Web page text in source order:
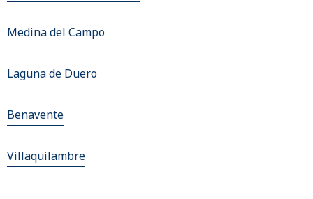
Medina del Campo
Laguna de Duero
Benavente
Villaquilambre